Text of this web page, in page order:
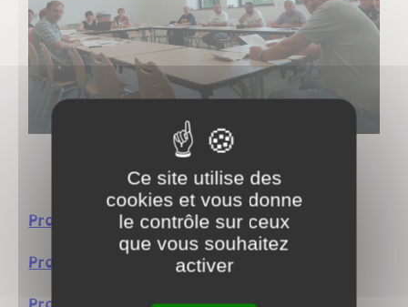
Une réunion du conseil municipal
Procès-verbal du 15 mai 2026
Procès-verbal du 3 avril 2026
Ce site utilise des
cookies et vous donne
le contrôle sur ceux
que vous souhaitez
activer